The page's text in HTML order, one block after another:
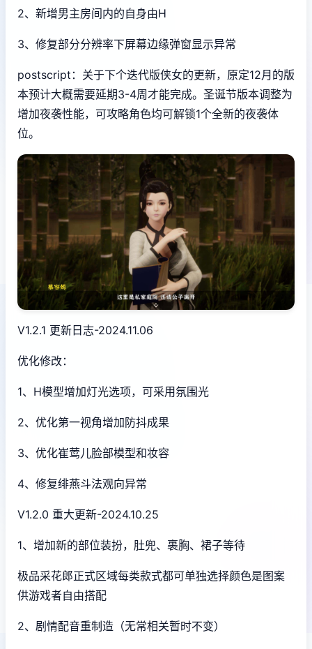
2、新增男主房间内的自身由H
3、修复部分分辨率下屏幕边缘弹窗显示异常
postscript：关于下个迭代版侠女的更新，原定12月的版
本预计大概需要延期3-4周才能完成。圣诞节版本调整为
增加夜袭性能，可攻略角色均可解锁1个全新的夜袭体
位。
V1.2.1 更新日志-2024.11.06
优化修改：
1、H模型增加灯光选项，可采用氛围光
2、优化第一视角增加防抖成果
3、优化崔莺儿脸部模型和妆容
4、修复绯燕斗法观向异常
V1.2.0 重大更新-2024.10.25
1、增加新的部位装扮，肚兜、裹胸、裙子等待
极品采花郎正式区域每类款式都可单独选择颜色是图案
供游戏者自由搭配
2、剧情配音重制造（无常相关暂时不变）